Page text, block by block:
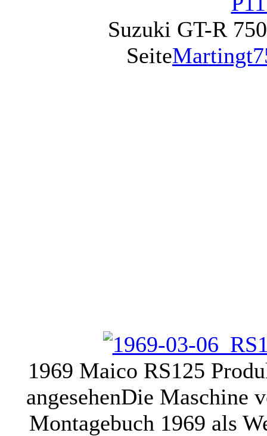
Suzuki GT-R 750
Seite
1969 Maico RS125
angesehenDie Maschine
Montagebuch 1969 als